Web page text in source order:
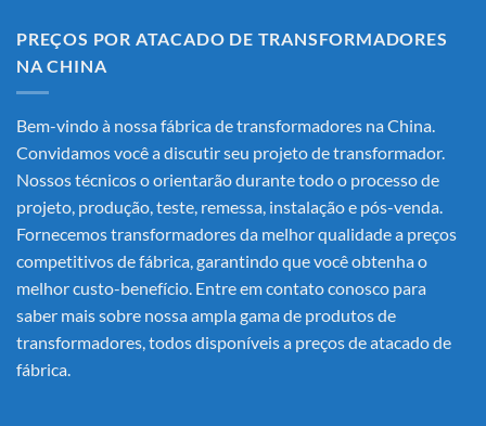
PREÇOS POR ATACADO DE TRANSFORMADORES
NA CHINA
Bem-vindo à nossa fábrica de transformadores na China.
Convidamos você a discutir seu projeto de transformador.
Nossos técnicos o orientarão durante todo o processo de
projeto, produção, teste, remessa, instalação e pós-venda.
Fornecemos transformadores da melhor qualidade a preços
competitivos de fábrica, garantindo que você obtenha o
melhor custo-benefício. Entre em contato conosco para
saber mais sobre nossa ampla gama de produtos de
transformadores, todos disponíveis a preços de atacado de
fábrica.